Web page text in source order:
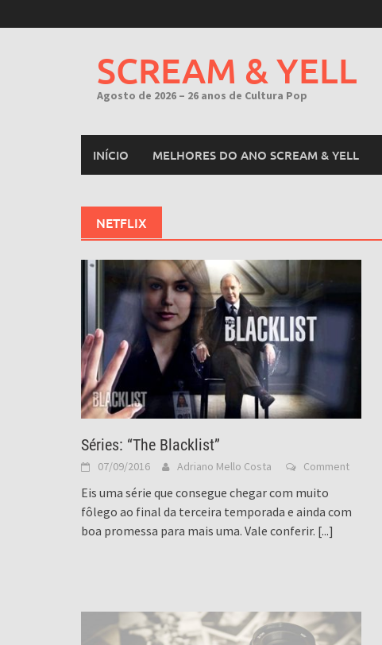
to
SCREAM & YELL
Agosto de 2026 – 26 anos de Cultura Pop
INÍCIO MELHORES DO ANO SCREAM & YELL
NETFLIX
Séries: “The Blacklist”
07/09/2016 Adriano Mello Costa Comment
Eis uma série que consegue chegar com muito
fôlego ao final da terceira temporada e ainda com
boa promessa para mais uma. Vale conferir. [...]